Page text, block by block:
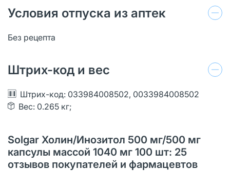
Условия отпуска из аптек
Без рецепта
Штрих-код и вес
Штрих-код: 033984008502, 0033984008502
Вес: 0.265 кг;
Solgar Холин/Инозитол 500 мг/500 мг
капсулы массой 1040 мг 100 шт: 25
отзывов покупателей и фармацевтов